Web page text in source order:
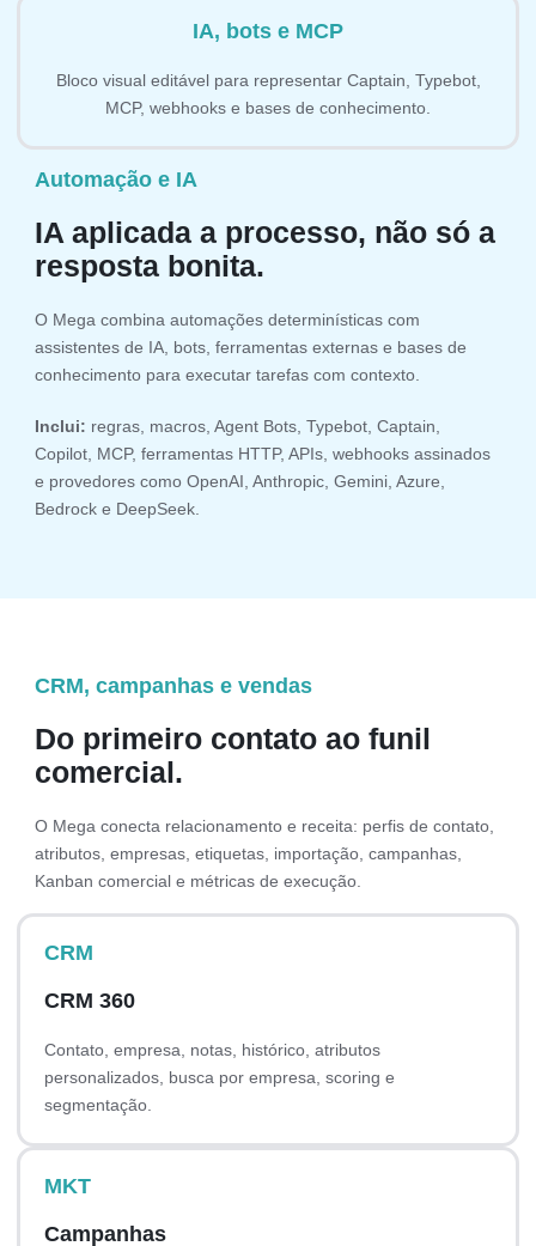
IA, bots e MCP
Bloco visual editável para representar Captain, Typebot,
MCP, webhooks e bases de conhecimento.
Automação e IA
IA aplicada a processo, não só a
resposta bonita.
O Mega combina automações determinísticas com
assistentes de IA, bots, ferramentas externas e bases de
conhecimento para executar tarefas com contexto.
Inclui: regras, macros, Agent Bots, Typebot, Captain,
Copilot, MCP, ferramentas HTTP, APIs, webhooks assinados
e provedores como OpenAI, Anthropic, Gemini, Azure,
Bedrock e DeepSeek.
CRM, campanhas e vendas
Do primeiro contato ao funil
comercial.
O Mega conecta relacionamento e receita: perfis de contato,
atributos, empresas, etiquetas, importação, campanhas,
Kanban comercial e métricas de execução.
CRM
CRM 360
Contato, empresa, notas, histórico, atributos
personalizados, busca por empresa, scoring e
segmentação.
MKT
Campanhas